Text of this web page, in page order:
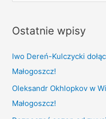
r
c
h
Ostatnie wpisy
Iwo Dereń-Kulczycki
Małogoszcz!
Oleksandr Okhlopkov w
Małogoszcz!